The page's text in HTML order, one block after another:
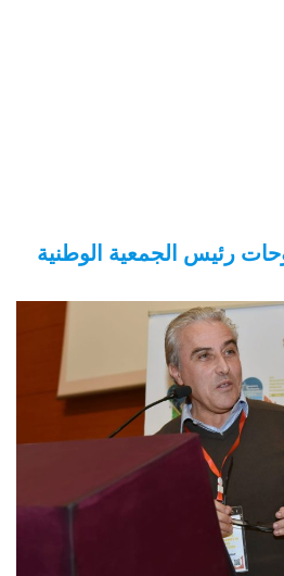
رئيس الجمعية الوطنية